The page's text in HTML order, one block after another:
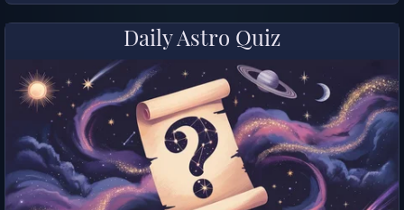
Daily Astro Quiz